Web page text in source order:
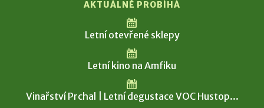
AKTUÁLNĚ PROBÍHÁ
Letní otevřené sklepy
Letní kino na Amfiku
Vinařství Prchal | Letní degustace VOC Hustop...